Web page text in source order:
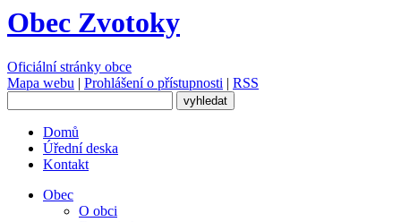
Obec Zvotoky
Oficiální stránky obce
Mapa webu | Prohlášení o přístupnosti | RSS
Domů
Úřední deska
Kontakt
Obec
O obci